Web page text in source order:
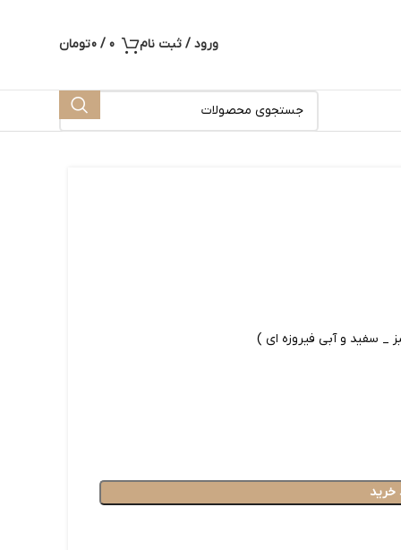
ورود / ثبت نام 0
/
0تومان
_ سفید و آبی فیروزه ای )
خرید